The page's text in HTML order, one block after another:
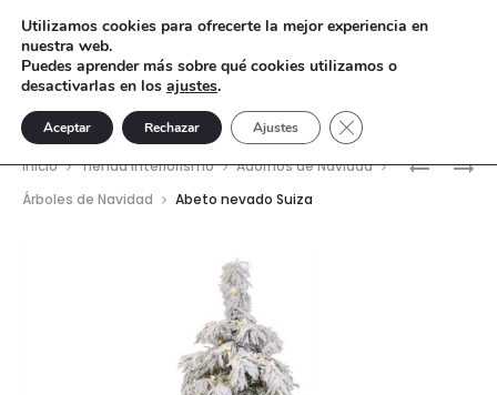
Inicio Tienda interiorismo
Adornos de Navidad
Árboles de Navidad
Abeto nevado Suiza
Utilizamos cookies para ofrecerte la mejor experiencia en
nuestra web.
Puedes aprender más sobre qué cookies utilizamos o
desactivarlas en los ajustes.
Aceptar Rechazar Ajustes Cerrar el banner de